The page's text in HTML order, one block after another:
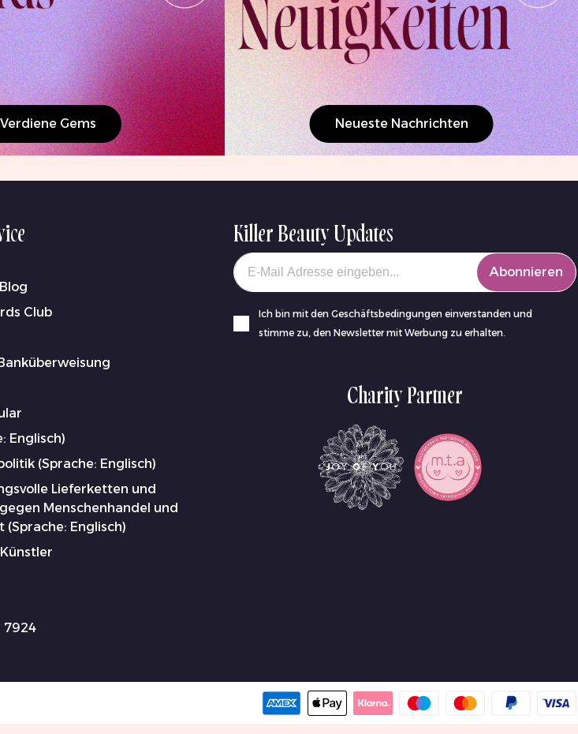
Verdiene Gems Neueste Nachrichten
Club
Englisch)
(Sprache: Englisch)
Lieferketten und
Menschenhandel und
Englisch)
7924
Killer Beauty Updates
Your email
Abonnieren
Ich bin mit den Geschäftsbedingungen einverstanden und
stimme zu, den Newsletter mit Werbung zu erhalten.
Charity Partner